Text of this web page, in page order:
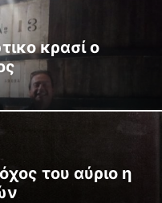
κρασί ο
του αύριο η